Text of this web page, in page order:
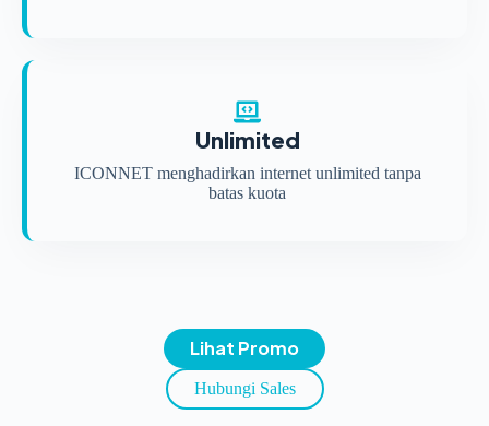
Unlimited
ICONNET menghadirkan internet unlimited tanpa
batas kuota
Lihat Promo
Hubungi Sales